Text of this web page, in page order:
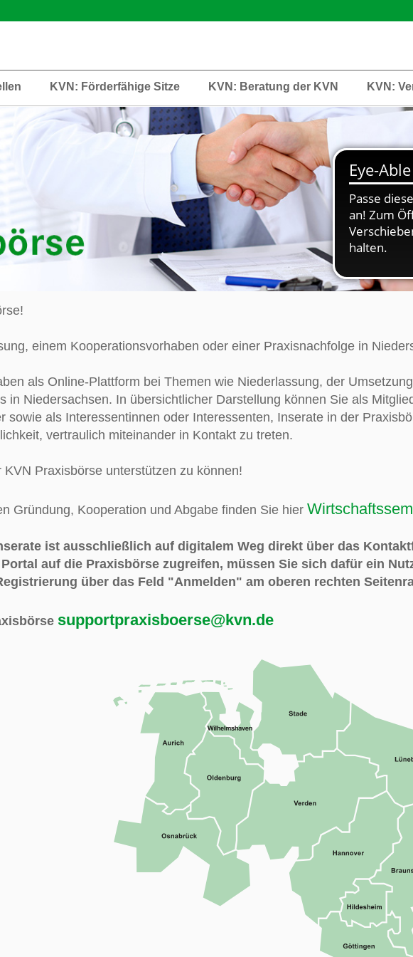
KVN: Förderfähige Sitze KVN: Beratung der KVN KVN:
einem Kooperationsvorhaben oder einer Praxisnachfolge in
als Online-Plattform bei Themen wie Niederlassung, der
in Niedersachsen. In übersichtlicher Darstellung können Sie als
sowie als Interessentinnen oder Interessenten, Inserate in der
vertraulich miteinander in Kontakt zu treten.
Praxisbörse unterstützen zu können!
Gründung, Kooperation und Abgabe finden Sie hier
ist ausschließlich auf digitalem Weg direkt über das
auf die Praxisbörse zugreifen, müssen Sie sich dafür ein
über das Feld "Anmelden" am oberen rechten
supportpraxisboerse@kvn.de